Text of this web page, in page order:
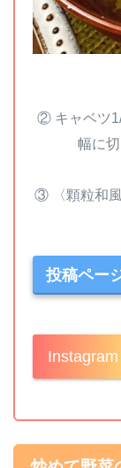
② キャベツ
幅に
③ 〈顆粒和
投稿ペー
Instagram